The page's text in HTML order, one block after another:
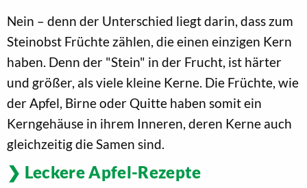
Nein – denn der Unterschied liegt darin, dass zum
Steinobst Früchte zählen, die einen einzigen Kern
haben. Denn der "Stein" in der Frucht, ist härter
und größer, als viele kleine Kerne. Die Früchte, wie
der Apfel, Birne oder Quitte haben somit ein
Kerngehäuse in ihrem Inneren, deren Kerne auch
gleichzeitig die Samen sind.
Leckere Apfel-Rezepte